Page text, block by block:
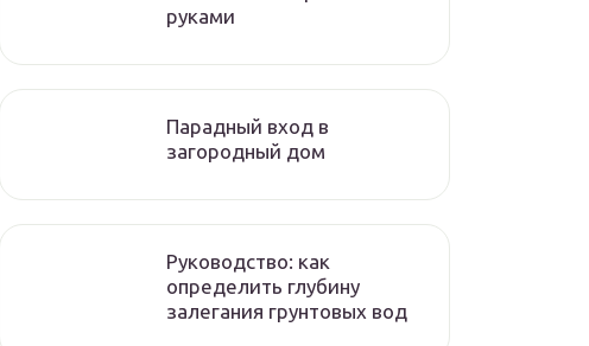
руками
Парадный вход в
загородный дом
Руководство: как
определить глубину
залегания грунтовых вод